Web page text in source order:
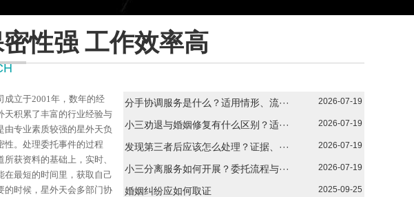
性强 工作效率高
成立于2001年，数年的经
天积累了丰富的行业经验与
由专业素质较强的星外天负
性。处理委托事件的过程
获资料的基础上，实时、
在最短的时间里，获取自己
的时候，星外天会多部门协
分手协调服务是什么？适用情形、流··· 2026-07-19
小三劝退与婚姻修复有什么区别？适··· 2026-07-19
发现第三者后应该怎么处理？证据、··· 2026-07-19
小三分离服务如何开展？委托流程与··· 2026-07-19
婚姻纠纷应如何取证 2025-09-25